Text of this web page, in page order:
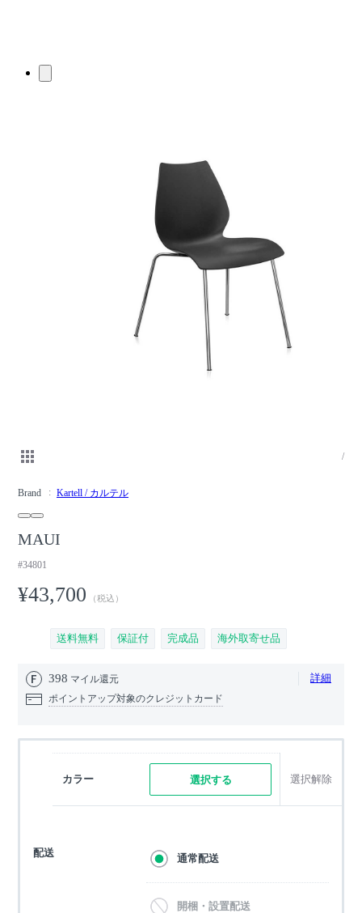
/
Brand Kartell / カルテル
MAUI
#34801
¥43,700 （税込）
送料無料 保証付 完成品 海外取寄せ品
398 マイル還元 詳細
ポイントアップ対象のクレジットカード
カラー 選択する 選択解除
配送 通常配送
開梱・設置配送